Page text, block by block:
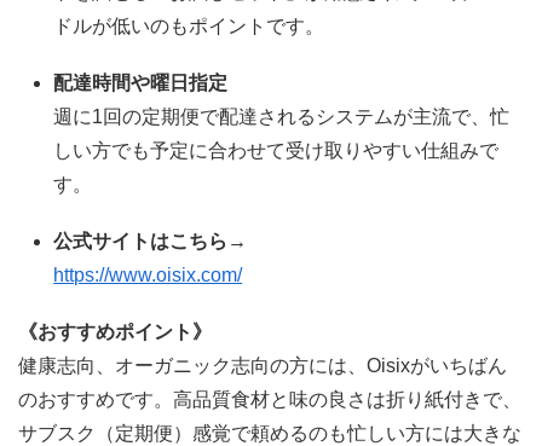
ドルが低いのもポイントです。
配達時間や曜日指定
週に1回の定期便で配達されるシステムが主流で、忙
しい方でも予定に合わせて受け取りやすい仕組みで
す。
公式サイトはこちら→
https://www.oisix.com/
《おすすめポイント》
健康志向、オーガニック志向の方には、Oisixがいちばん
のおすすめです。高品質食材と味の良さは折り紙付きで、
サブスク（定期便）感覚で頼めるのも忙しい方には大きな